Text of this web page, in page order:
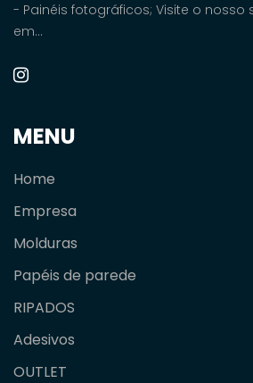
- Painéis fotográficos; Visite o nosso
em...
MENU
Home
Empresa
Molduras
Papéis de parede
RIPADOS
Adesivos
OUTLET